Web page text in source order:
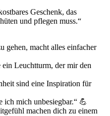
Geschenk, das
und pflegen muss.“
gehen, macht alles einfacher
Leuchtturm, der mir den
sind eine Inspiration für
ich mich unbesiegbar.“ 💪
machen dich zu einem